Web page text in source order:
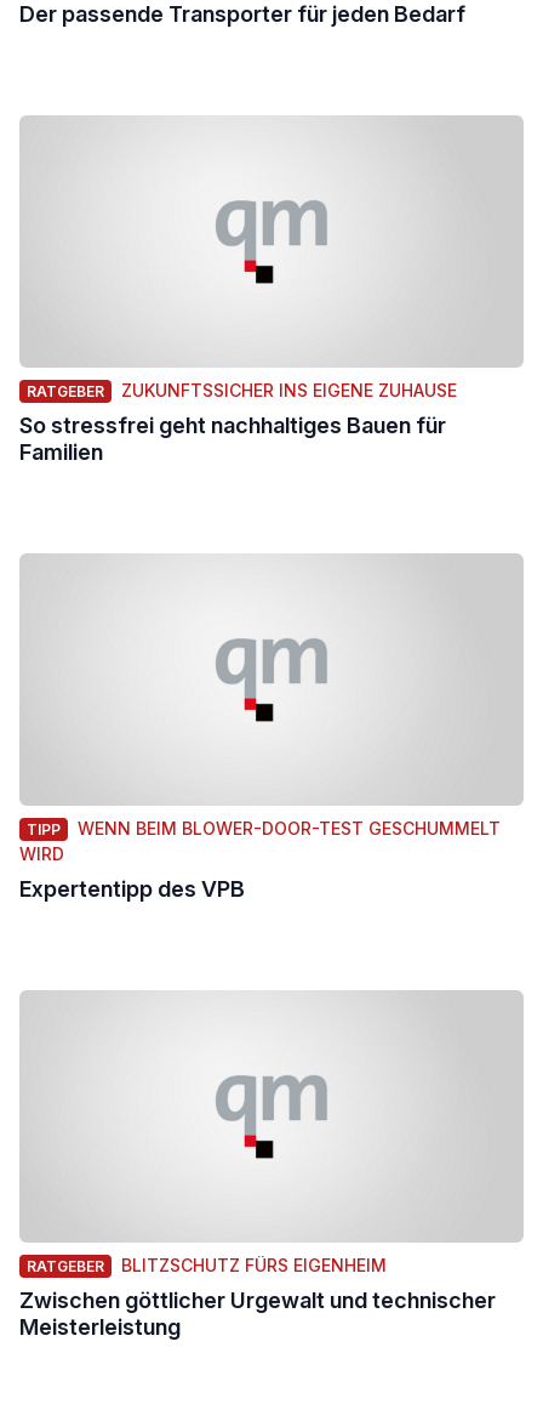
Der passende Transporter für jeden Bedarf
RATGEBER ZUKUNFTSSICHER INS EIGENE ZUHAUSE
So stressfrei geht nachhaltiges Bauen für
Familien
TIPP
WENN BEIM BLOWER-DOOR-TEST GESCHUMMELT
WIRD
Expertentipp des VPB
RATGEBER BLITZSCHUTZ FÜRS EIGENHEIM
Zwischen göttlicher Urgewalt und technischer
Meisterleistung